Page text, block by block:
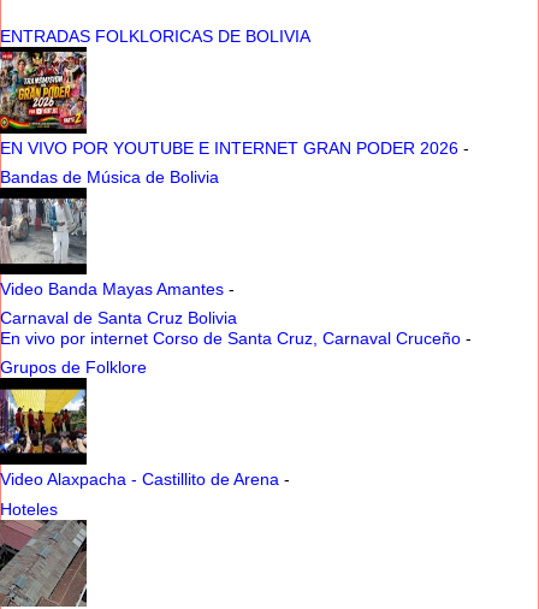
ENTRADAS FOLKLORICAS DE BOLIVIA
EN VIVO POR YOUTUBE E INTERNET GRAN PODER 2026 -
Bandas de Música de Bolivia
Video Banda Mayas Amantes -
Carnaval de Santa Cruz Bolivia
En vivo por internet Corso de Santa Cruz, Carnaval Cruceño -
Grupos de Folklore
Video Alaxpacha - Castillito de Arena -
Hoteles